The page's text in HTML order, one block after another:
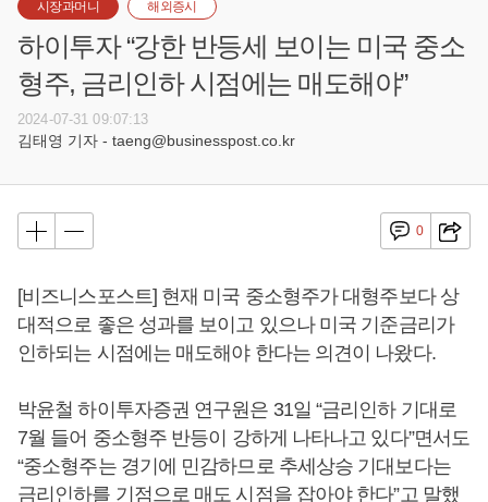
시장과머니 해외증시
하이투자 “강한 반등세 보이는 미국 중소
형주, 금리인하 시점에는 매도해야”
2024-07-31 09:07:13
김태영 기자 - taeng@businesspost.co.kr
0
[비즈니스포스트] 현재 미국 중소형주가 대형주보다 상
대적으로 좋은 성과를 보이고 있으나 미국 기준금리가
인하되는 시점에는 매도해야 한다는 의견이 나왔다.
박윤철 하이투자증권 연구원은 31일 “금리인하 기대로
7월 들어 중소형주 반등이 강하게 나타나고 있다”면서도
“중소형주는 경기에 민감하므로 추세상승 기대보다는
금리인하를 기점으로 매도 시점을 잡아야 한다”고 말했